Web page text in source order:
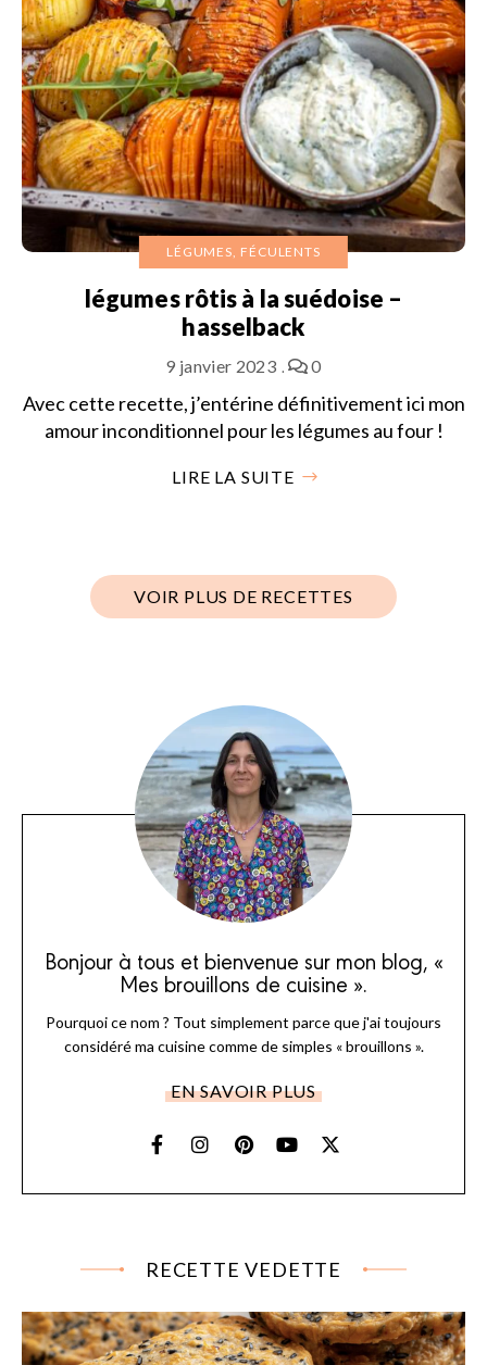
LÉGUMES, FÉCULENTS
légumes rôtis à la suédoise –
hasselback
9 janvier 2023 0
Avec cette recette, j’entérine définitivement ici mon
amour inconditionnel pour les légumes au four !
LIRE LA SUITE
VOIR PLUS DE RECETTES
Bonjour à tous et bienvenue sur mon blog, «
Mes brouillons de cuisine ».
Pourquoi ce nom ? Tout simplement parce que j'ai toujours
considéré ma cuisine comme de simples « brouillons ».
EN SAVOIR PLUS
RECETTE VEDETTE